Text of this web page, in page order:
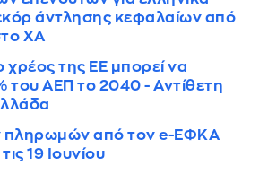
άντλησης κεφαλαίων από
ΧΑ
της ΕΕ μπορεί να
του ΑΕΠ το 2040 - Αντίθετη
πληρωμών από τον e-ΕΦΚΑ
19 Ιουνίου